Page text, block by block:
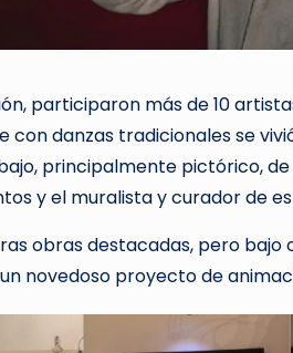
participaron más de 10
con danzas tradicionales se
principalmente pictórico,
y el muralista y curador de
obras destacadas, pero
novedoso proyecto de